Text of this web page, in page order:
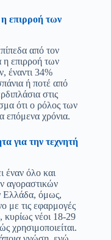
επιρροή των
από τον
επιρροή των
έναντι 34%
ή ποτέ από
στις
ότι ο ρόλος των
επόμενα χρόνια.
για την τεχνητή
έναν όλο και
αγοραστικών
Ελλάδα, όμως,
με τις εφαρμογές
κυρίως νέοι 18-29
χρησιμοποιείται.